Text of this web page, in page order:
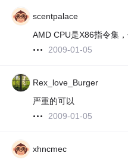
scentpalace
AMD CPU是X86指令集
2009-01-05
Rex_love_Burger
严重的可以
2009-01-05
xhncmec